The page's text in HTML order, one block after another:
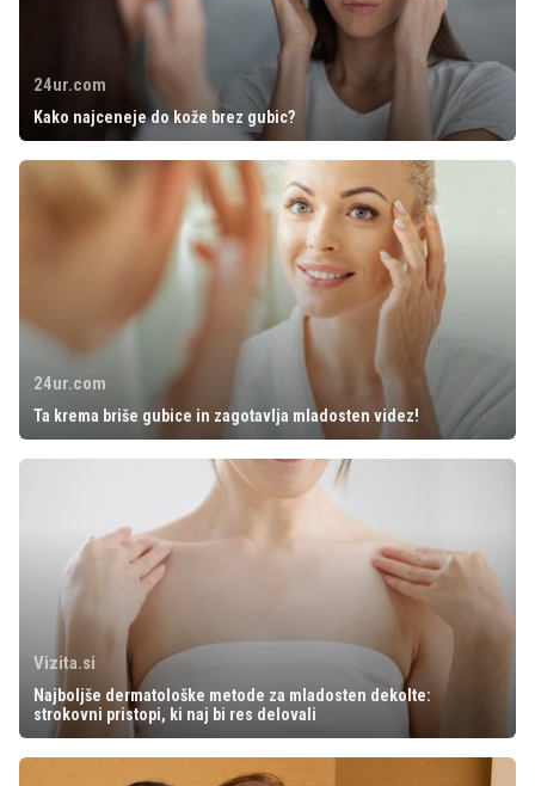
24ur.com
Kako najceneje do kože brez gubic?
24ur.com
Ta krema briše gubice in zagotavlja mladosten videz!
Vizita.si
Najboljše dermatološke metode za mladosten dekolte:
strokovni pristopi, ki naj bi res delovali